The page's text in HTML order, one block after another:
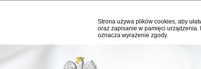
Strona używa plików cookies, aby
oraz zapisanie w pamięci
oznacza wyrażenie zgody.